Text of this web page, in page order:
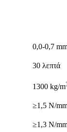
0,0-0,7
30 λεπτά
1300 kg/m
≥1,5 N/
≥1,3 N/